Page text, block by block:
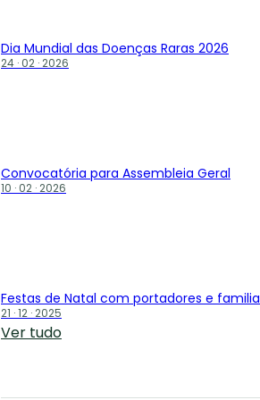
Dia Mundial das Doenças Raras 2026
24 · 02 · 2026
Convocatória para Assembleia Geral
10 · 02 · 2026
Festas de Natal com portadores e
21 · 12 · 2025
Ver tudo